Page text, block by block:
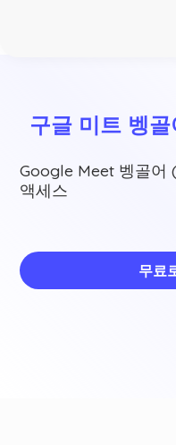
구글 미트 벵
Google Meet 벵골어
액세스
무료